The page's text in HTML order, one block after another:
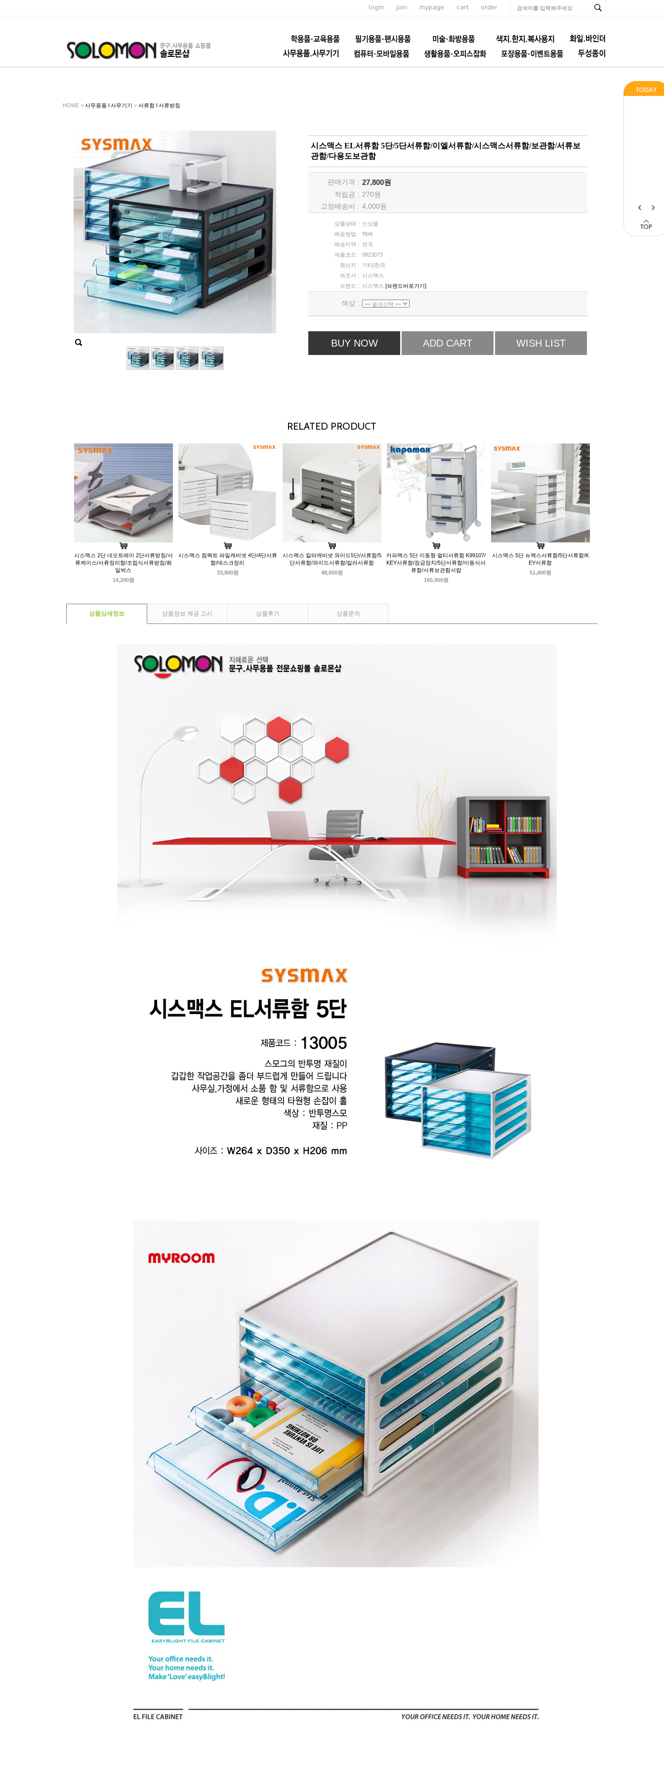
login join mypage cart order
HOME > 사무용품 l 사무기기 > 서류함 l 서류받침
시스맥스 EL서류함 5단/5단서류함/이엘서류함/시스맥스서류함/보관함/서류보
관함/다용도보관함
판매가격 : 27,800원
적립금 : 270원
고정배송비 : 4,000원
상품상태 :
신상품
배송방법 :
택배
배송지역 :
전국
제품코드 : 0823073
원산지 :
기타|한국
제조사 :
시스맥스
브랜드 :
시스맥스 [브랜드바로가기]
색상 :
BUY NOW ADD CART WISH LIST
RELATED PRODUCT
시스맥스 2단 네오트레이 2단서류받침/서
류케이스/서류정리함/조립식서류받침/화
일박스
14,200원
시스맥스 컴팩트 파일캐비넷 4단/4단서류
함/데스크정리
33,900원
시스맥스 칼라캐비넷 와이드5단/서류함/5
단서류함/와이드서류함/칼라서류함
48,000원
카파맥스 5단 이동형 멀티서류함 K99107/
KEY서류함/잠금장치/5단서류함/이동식서
류함/서류보관함서랍
165,900원
시스맥스 5단 뉴맥스서류함/5단서류함/K
EY서류함
51,400원
상품상세정보 상품정보 제공 고시 상품후기 상품문의